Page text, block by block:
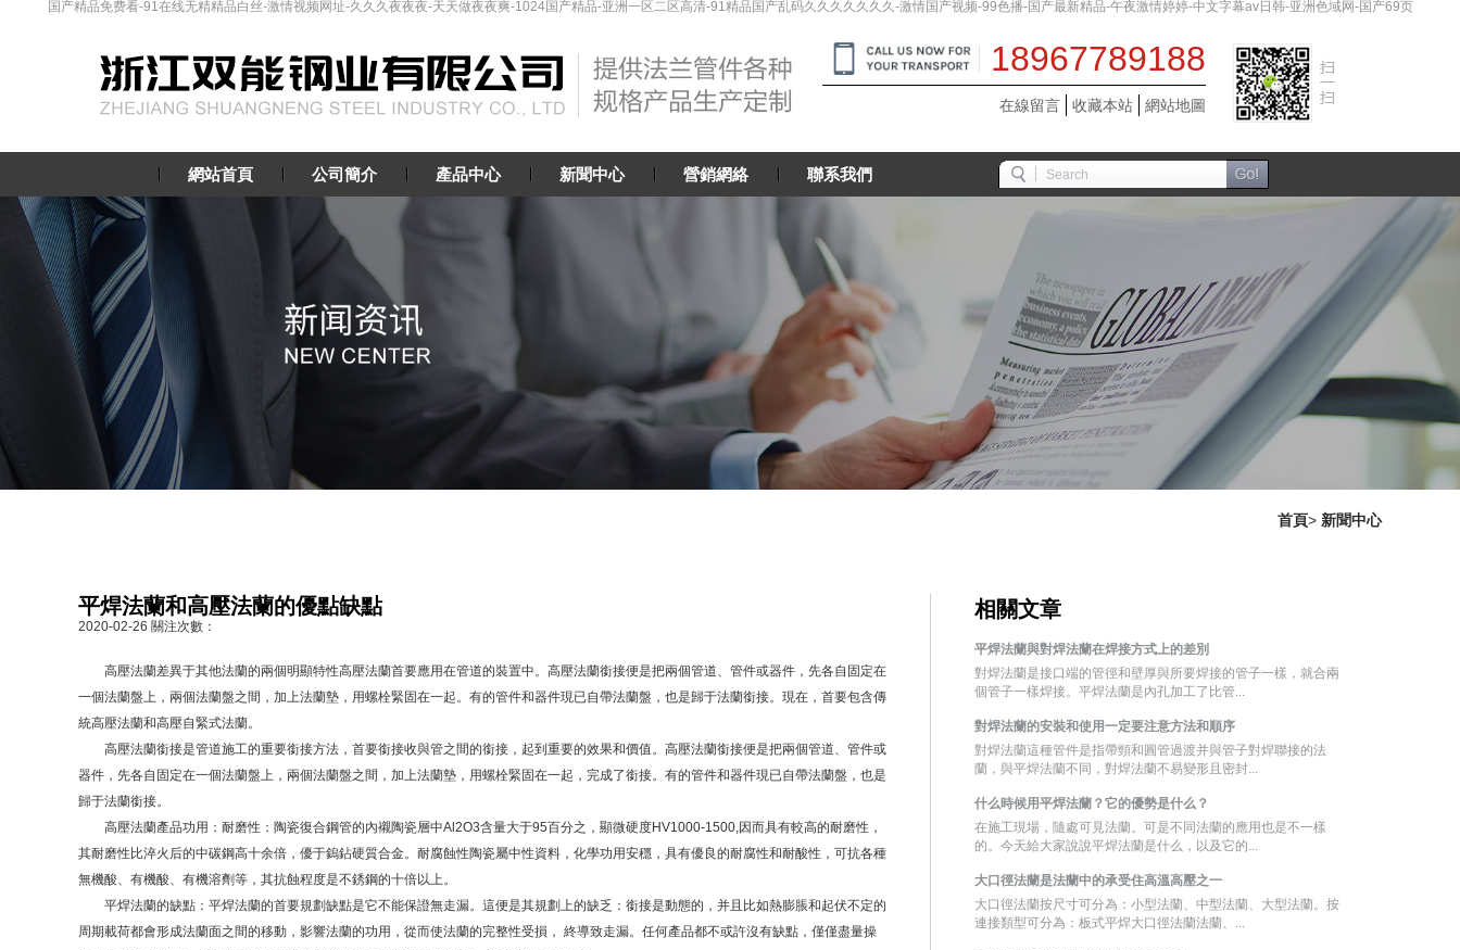
国产精品免费看-91在线无精精品白丝-激情视频网址-久久久夜夜夜-天天做夜夜爽-1024国产精品-亚洲一区二区高清-91精品国产乱码久久久久久久久-激情国产视频-99色播-国产最新精品-午夜激情婷婷-中文字幕av日韩-亚洲色域网-国产69页
18967789188
在線留言 收藏本站 網站地圖
網站首頁 公司簡介 產品中心 新聞中心 營銷網絡 聯系我們
首頁> 新聞中心
平焊法蘭和高壓法蘭的優點缺點
2020-02-26 關注次數：
高壓法蘭差異于其他法蘭的兩個明顯特性高壓法蘭首要應用在管道的裝置中。高壓法蘭銜接便是把兩個管道、管件或器件，先各自固定在
一個法蘭盤上，兩個法蘭盤之間，加上法蘭墊，用螺栓緊固在一起。有的管件和器件現已自帶法蘭盤，也是歸于法蘭銜接。現在，首要包含傳
統高壓法蘭和高壓自緊式法蘭。
高壓法蘭銜接是管道施工的重要銜接方法，首要銜接收與管之間的銜接，起到重要的效果和價值。高壓法蘭銜接便是把兩個管道、管件或
器件，先各自固定在一個法蘭盤上，兩個法蘭盤之間，加上法蘭墊，用螺栓緊固在一起，完成了銜接。有的管件和器件現已自帶法蘭盤，也是
歸于法蘭銜接。
高壓法蘭產品功用：耐磨性：陶瓷復合鋼管的內襯陶瓷層中Al2O3含量大于95百分之，顯微硬度HV1000-1500,因而具有較高的耐磨性，
其耐磨性比淬火后的中碳鋼高十余倍，優于鎢鉆硬質合金。耐腐蝕性陶瓷屬中性資料，化學功用安穩，具有優良的耐腐性和耐酸性，可抗各種
無機酸、有機酸、有機溶劑等，其抗蝕程度是不銹鋼的十倍以上。
平焊法蘭的缺點：平焊法蘭的首要規劃缺點是它不能保證無走漏。這便是其規劃上的缺乏：銜接是動態的，并且比如熱膨脹和起伏不定的
周期載荷都會形成法蘭面之間的移動，影響法蘭的功用，從而使法蘭的完整性受損， 終導致走漏。任何產品都不或許沒有缺點，僅僅盡量操
相關文章
平焊法蘭與對焊法蘭在焊接方式上的差別
對焊法蘭是接口端的管徑和壁厚與所要焊接的管子一樣，就合兩
個管子一樣焊接。平焊法蘭是內孔加工了比管...
對焊法蘭的安裝和使用一定要注意方法和順序
對焊法蘭這種管件是指帶頸和圓管過渡并與管子對焊聯接的法
蘭，與平焊法蘭不同，對焊法蘭不易變形且密封...
什么時候用平焊法蘭？它的優勢是什么？
在施工現場，隨處可見法蘭。可是不同法蘭的應用也是不一樣
的。今天給大家說說平焊法蘭是什么，以及它的...
大口徑法蘭是法蘭中的承受住高溫高壓之一
大口徑法蘭按尺寸可分為：小型法蘭、中型法蘭、大型法蘭。按
連接類型可分為：板式平焊大口徑法蘭法蘭、...